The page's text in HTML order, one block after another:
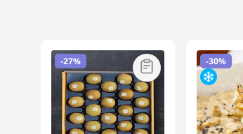
-27% -30%